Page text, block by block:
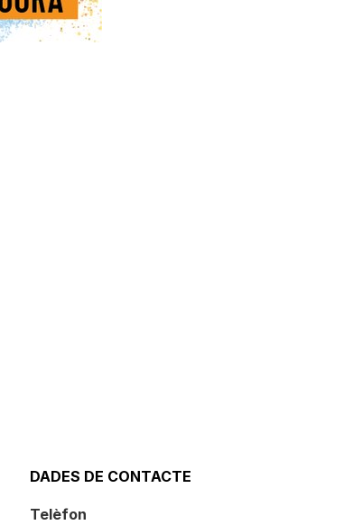
DADES DE CONTACTE
Telèfon